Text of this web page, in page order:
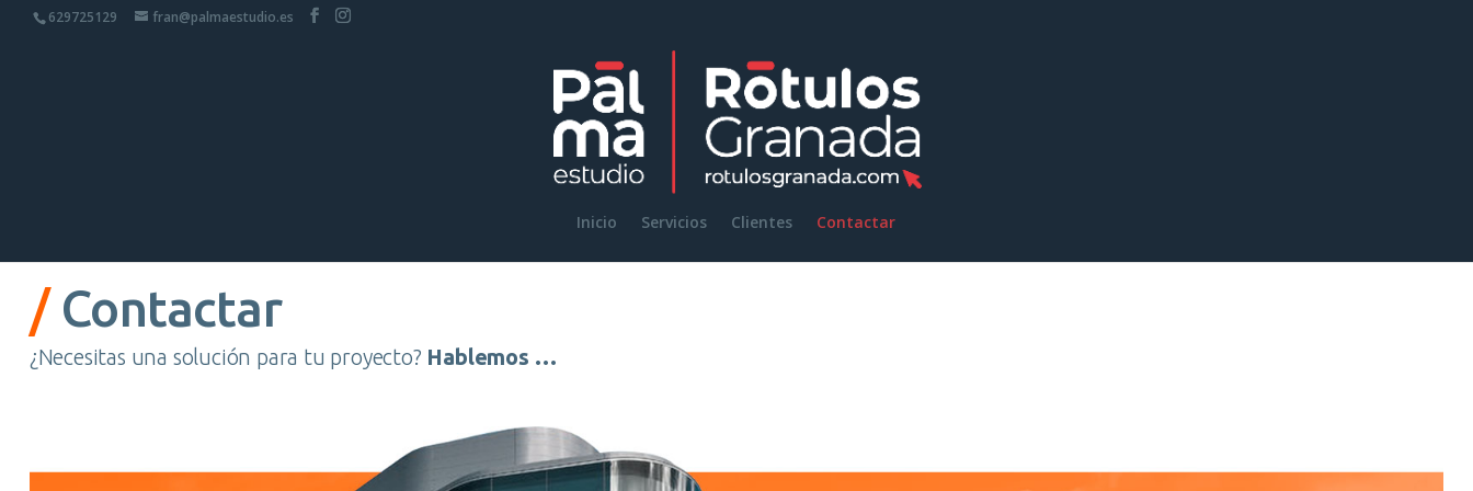
629725129 fran@palmaestudio.es
Inicio Servicios Clientes Contactar
/ Contactar
¿Necesitas una solución para tu proyecto? Hablemos …